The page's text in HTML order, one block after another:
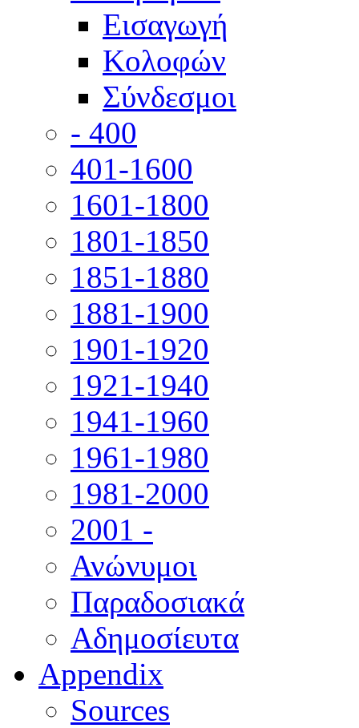
Εισαγωγή
Κολοφών
Σύνδεσμοι
- 400
401-1600
1601-1800
1801-1850
1851-1880
1881-1900
1901-1920
1921-1940
1941-1960
1961-1980
1981-2000
2001 -
Ανώνυμοι
Παραδοσιακά
Αδημοσίευτα
Appendix
Sources